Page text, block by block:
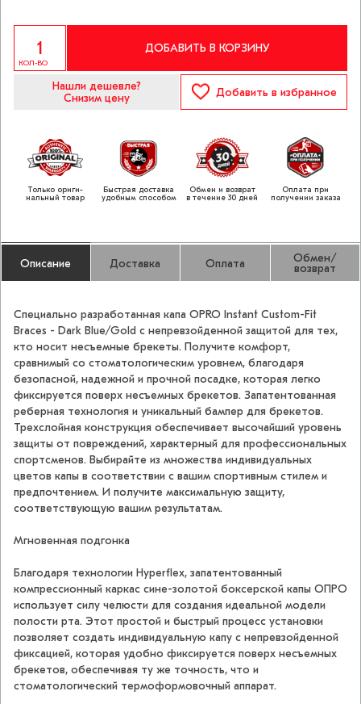
КОЛ-ВО
ДОБАВИТЬ В КОРЗИНУ
Нашли дешевле?
Снизим цену
Добавить в избранное
Только ориги­
нальный товар
Быстрая доставка
удобным способом
Обмен и возврат
в течение 30 дней
Оплата при
получении заказа
Описание Доставка Оплата Обмен/
возврат
Cпециально разработанная капа OPRO Instant Custom-Fit
Braces - Dark Blue/Gold с непревзойденной защитой для тех,
кто носит несъемные брекеты. Получите комфорт,
сравнимый со стоматологическим уровнем, благодаря
безопасной, надежной и прочной посадке, которая легко
фиксируется поверх несъемных брекетов. Запатентованная
реберная технология и уникальный бампер для брекетов.
Трехслойная конструкция обеспечивает высочайший уровень
защиты от повреждений, характерный для профессиональных
спортсменов. Выбирайте из множества индивидуальных
цветов капы в соответствии с вашим спортивным стилем и
предпочтением. И получите максимальную защиту,
соответствующую вашим результатам.
Мгновенная подгонка
Благодаря технологии Hyperflex, запатентованный
компрессионный каркас сине-золотой боксерской капы ОПРО
использует силу челюсти для создания идеальной модели
полости рта. Этот простой и быстрый процесс установки
позволяет создать индивидуальную капу с непревзойденной
фиксацией, которая удобно фиксируется поверх несъемных
брекетов, обеспечивая ту же точность, что и
стоматологический термоформовочный аппарат.